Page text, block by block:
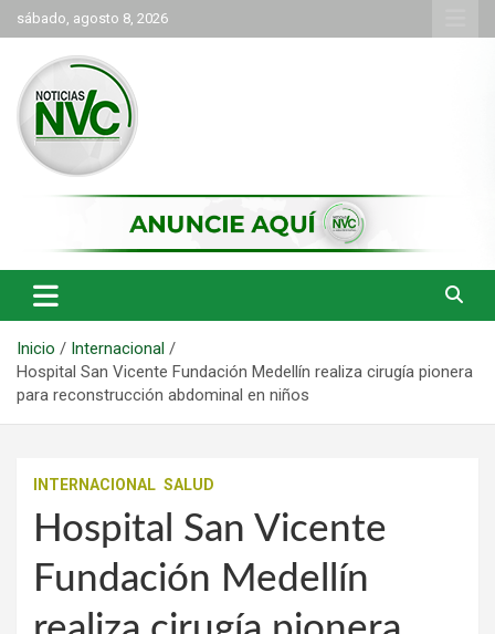
Saltar
al
contenido
sábado, agosto 8, 2026
NVC Noticias
Inicio
Internacional
Hospital San Vicente Fundación Medellín realiza cirugía pionera
para reconstrucción abdominal en niños
INTERNACIONAL SALUD
Hospital San Vicente
Fundación Medellín